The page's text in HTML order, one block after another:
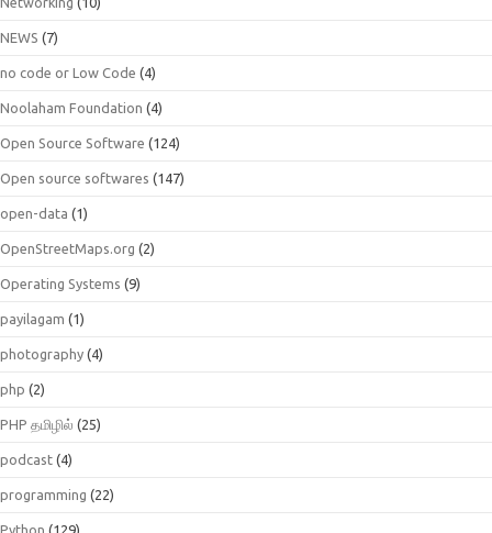
NEWS (7)
no code or Low Code (4)
Noolaham Foundation (4)
Open Source Software (124)
Open source softwares (147)
open-data (1)
OpenStreetMaps.org (2)
Operating Systems (9)
payilagam (1)
photography (4)
php (2)
PHP தமிழில் (25)
podcast (4)
programming (22)
Python (129)